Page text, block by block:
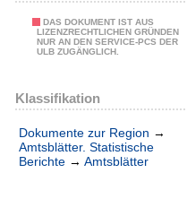
DAS DOKUMENT IST AUS
LIZENZRECHTLICHEN GRÜNDEN
NUR AN DEN SERVICE-PCS DER
ULB ZUGÄNGLICH.
Klassifikation
Dokumente zur Region →
Amtsblätter. Statistische
Berichte → Amtsblätter